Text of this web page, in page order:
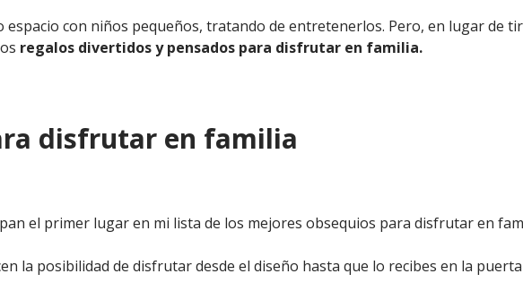
con niños pequeños, tratando de entretenerlos. Pero, en lugar de
regalos divertidos y pensados para disfrutar en familia.
disfrutar en familia
el primer lugar en mi lista de los mejores obsequios para disfrutar en
la posibilidad de disfrutar desde el diseño hasta que lo recibes en la puerta